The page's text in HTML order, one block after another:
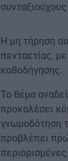
Η μη τήρηση
πενταετίας,
καθοδήγησης.
Το θέμα
προκαλέσει
γνωμοδότηση
προβλέπει